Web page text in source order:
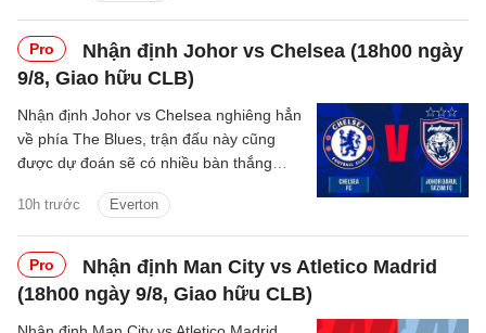
Pro
Nhận định Johor vs Chelsea (18h00 ngày
9/8, Giao hữu CLB)
10h trước Everton
Nhận định Johor vs Chelsea nghiêng hẳn
về phía The Blues, trận đấu này cũng
được dự đoán sẽ có nhiều bàn thắng
Pro
Nhận định Man City vs Atletico Madrid
(18h00 ngày 9/8, Giao hữu CLB)